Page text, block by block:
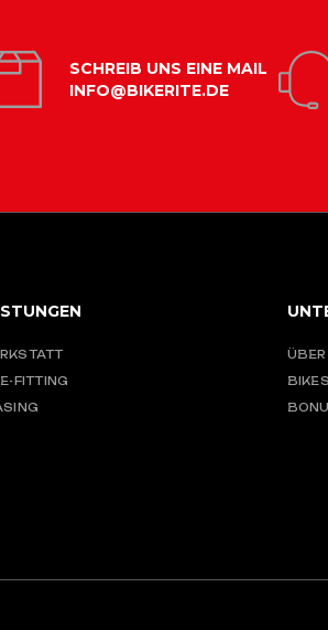
SCHREIB UNS EINE MAIL
INFO@BIKERITE.DE
FITTING